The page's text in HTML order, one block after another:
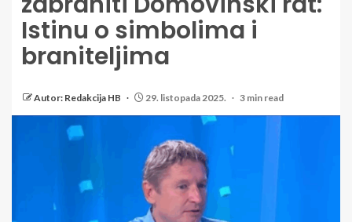
Istinu o simbolima i
braniteljima
Autor: Redakcija HB 29. listopada 2025. 3 min read